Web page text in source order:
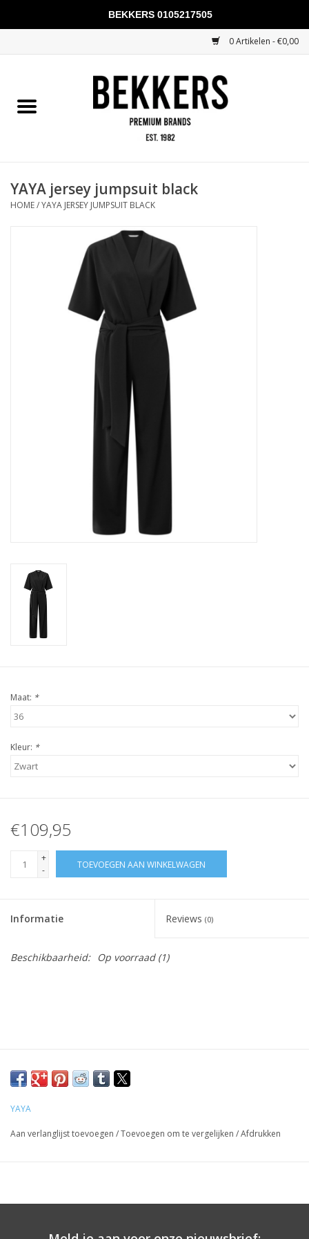
0 Artikelen - €0,00
Mannen
KADOBONNEN
YAYA jersey jumpsuit black
HOME/YAYA JERSEY JUMPSUIT BLACK
Maat: *
Kleur: *
€109,95
+
-
TOEVOEGEN AAN WINKELWAGEN
Informatie Reviews (0)
Beschikbaarheid: Op voorraad(1)
YAYA
Aan verlanglijst toevoegen /Toevoegen om te vergelijken /Afdrukken
BEKKERS 0105217505